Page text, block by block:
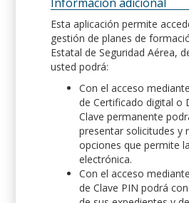
Esta aplicación permite
gestión de planes de
Estatal de Seguridad Aérea,
usted podrá:
Con el acceso
de Certificado digital o
Clave permanente
presentar solicitudes y
opciones que permite
electrónica.
Con el acceso
de Clave PIN podrá